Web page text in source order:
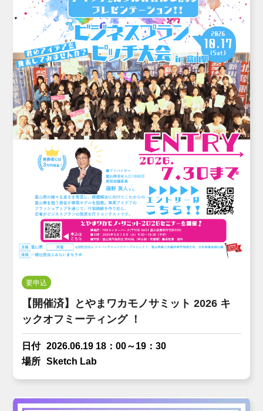
要申込
【開催済】とやまワカモノサミット 2026 キ
ックオフミーティング ！
日付 2026.06.19 18：00～19：30
場所
Sketch Lab